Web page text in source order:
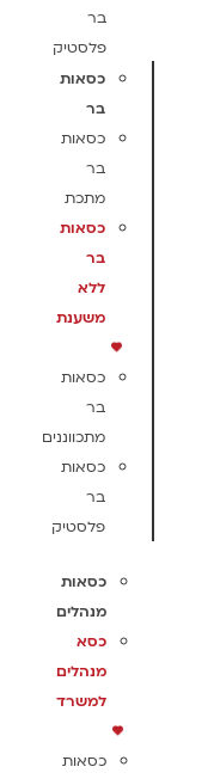
בר
פלסטיק
כסאות
בר
כסאות
בר
מתכת
כסאות
בר
ללא
משענת
כסאות
בר
מתכווננים
כסאות
בר
פלסטיק
כסאות
מנהלים
כסא
מנהלים
למשרד
כסאות